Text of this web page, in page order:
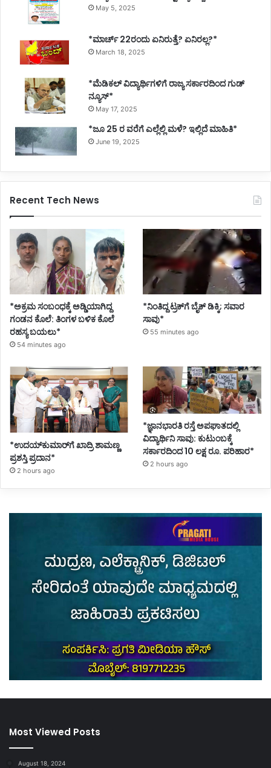
May 5, 2025
*ಮಾರ್ಚ್ 22ರಂದು ಏನಿರುತ್ತೆ? ಏನಿರಲ್ಲ?*
March 18, 2025
*ಮೆಡಿಕಲ್ ವಿದ್ಯಾರ್ಥಿಗಳಿಗೆ ರಾಜ್ಯ ಸರ್ಕಾರದಿಂದ ಗುಡ್
ನ್ಯೂಸ್*
May 17, 2025
*ಜೂ 25 ರ ವರೆಗೆ ಎಲ್ಲೆಲ್ಲಿ ಮಳೆ? ಇಲ್ಲಿದೆ ಮಾಹಿತಿ*
June 19, 2025
Recent Tech News
*ಅಕ್ರಮ ಸಂಬಂಧಕ್ಕೆ ಅಡ್ಡಿಯಾಗಿದ್ದ
ಗಂಡನ ಕೊಲೆ: ತಿಂಗಳ ಬಳಿಕ ಕೊಲೆ
ರಹಸ್ಯ ಬಯಲು*
54 minutes ago
*ನಿಂತಿದ್ದ ಟ್ರಕ್‌ಗೆ ಬೈಕ್ ಡಿಕ್ಕಿ; ಸವಾರ
ಸಾವು*
55 minutes ago
*ಉದಯ್‌ಕುಮಾರ್‌ಗೆ ಖಾದ್ರಿ ಶಾಮಣ್ಣ
ಪ್ರಶಸ್ತಿ ಪ್ರದಾನ*
2 hours ago
*ಜ್ಞಾನಭಾರತಿ ರಸ್ತೆ ಅಪಘಾತದಲ್ಲಿ
ವಿದ್ಯಾರ್ಥಿನಿ ಸಾವು: ಕುಟುಂಬಕ್ಕೆ
ಸರ್ಕಾರದಿಂದ 10 ಲಕ್ಷ ರೂ. ಪರಿಹಾರ*
2 hours ago
Most Viewed Posts
August 18, 2024